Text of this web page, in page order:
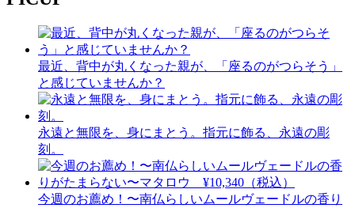
最近、背中が丸くなった親が、「座るのがつらそう」
と感じていませんか？
永遠と無限を、身にまとう。指元に飾る、永遠の彫
刻。
今週のお薦め！〜南仏らしいムールヴェードルの香り